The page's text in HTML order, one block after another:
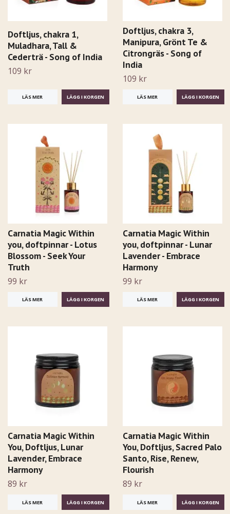
Doftljus, chakra 1,
Muladhara, Tall &
Cederträ - Song of India
109 kr
LÄS MER
Doftljus, chakra 3,
Manipura, Grönt Te &
Citrongräs - Song of
India
109 kr
LÄS MER
Carnatia Magic Within
you, doftpinnar - Lotus
Blossom - Seek Your
Truth
99 kr
LÄS MER
Carnatia Magic Within
you, doftpinnar - Lunar
Lavender - Embrace
Harmony
99 kr
LÄS MER
Carnatia Magic Within
You, Doftljus, Lunar
Lavender, Embrace
Harmony
89 kr
LÄS MER
Carnatia Magic Within
You, Doftljus, Sacred Palo
Santo, Rise, Renew,
Flourish
89 kr
LÄS MER